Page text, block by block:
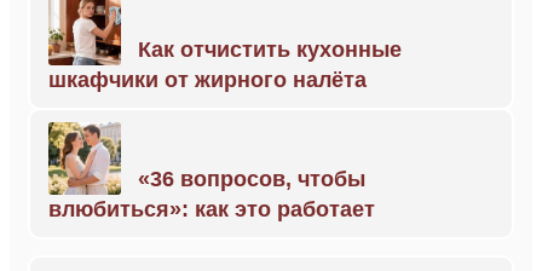
Как отчистить кухонные
шкафчики от жирного налёта
«36 вопросов, чтобы
влюбиться»: как это работает